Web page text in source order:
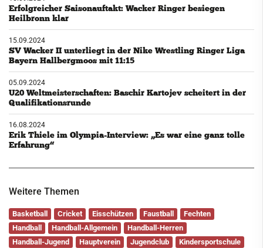
Erfolgreicher Saisonauftakt: Wacker Ringer besiegen
Heilbronn klar
15.09.2024
SV Wacker II unterliegt in der Nike Wrestling Ringer Liga
Bayern Hallbergmoos mit 11:15
05.09.2024
U20 Weltmeisterschaften: Baschir Kartojev scheitert in der
Qualifikationsrunde
16.08.2024
Erik Thiele im Olympia-Interview: „Es war eine ganz tolle
Erfahrung“
Weitere Themen
Basketball Cricket Eisschützen Faustball
Fechten
Handball
Handball-Allgemein
Handball-Herren
Handball-Jugend
Hauptverein Jugendclub
Kindersportschule